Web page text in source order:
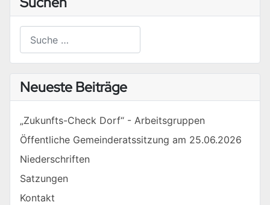
Type 2 or more characters for results.
Neueste Beiträge
„Zukunfts-Check Dorf“ - Arbeitsgruppen
Öffentliche Gemeinderatssitzung am 25.06.2026
Niederschriften
Satzungen
Kontakt